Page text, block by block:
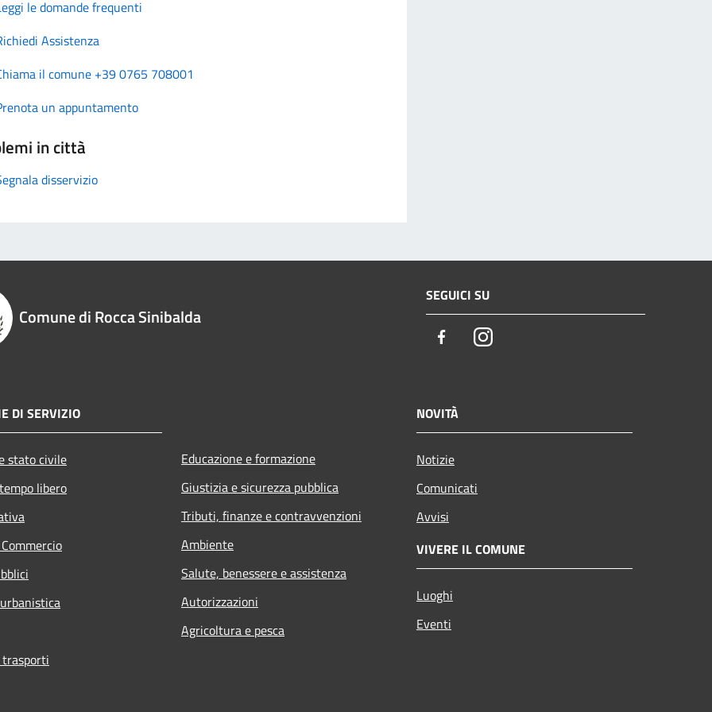
le domande frequenti
Assistenza
il comune +39 0765 708001
un appuntamento
in città
disservizio
Comune di Rocca Sinibalda
SEGUICI SU
FacebookInstagram
DI SERVIZIO
stato civile
libero
Educazione e formazione
Giustizia e sicurezza pubblica
Tributi, finanze e contravvenzioni
Ambiente
Salute, benessere e assistenza
Autorizzazioni
Agricoltura e pesca
NOVITÀ
Notizie
Comunicati
Avvisi
VIVERE IL COMUNE
Luoghi
Eventi